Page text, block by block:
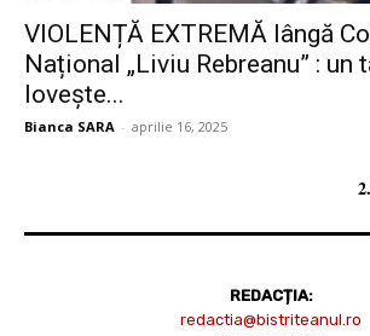
VIOLENȚĂ EXTREMĂ lângă
Național „Liviu Rebreanu” : un
lovește...
Bianca SARA - aprilie 16, 2025
REDACȚIA:
redactia@bistriteanul.ro